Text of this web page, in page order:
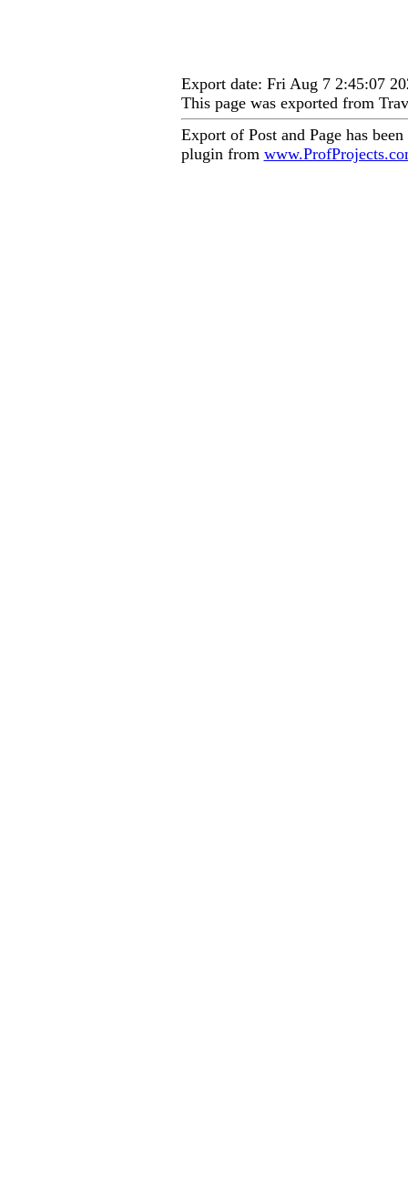
Export date: Fri Aug 7 2:45:07
This page was exported from
Export of Post and Page has
plugin from